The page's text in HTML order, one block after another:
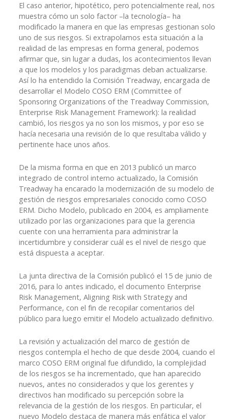
El caso anterior, hipotético, pero potencialmente real, nos
muestra cómo un solo factor –la tecnología– ha
modificado la manera en que las empresas gestionan solo
uno de sus riesgos. Si extrapolamos esta situación a la
realidad de las empresas en forma general, podemos
afirmar que, sin lugar a dudas, los acontecimientos llevan
a que los modelos y los paradigmas deban actualizarse.
Así lo ha entendido la Comisión Treadway, encargada de
desarrollar el Modelo COSO ERM (Committee of
Sponsoring Organizations of the Treadway Commission,
Enterprise Risk Management Framework): la realidad
cambió, los riesgos ya no son los mismos, y por eso se
hacía necesaria una revisión de lo que resultaba válido y
pertinente hace unos años.
De la misma forma en que en 2013 publicó un marco
integrado de control interno actualizado, la Comisión
Treadway ha encarado la modernización de su modelo de
gestión de riesgos empresariales conocido como COSO
ERM. Dicho Modelo, publicado en 2004, es ampliamente
utilizado por las organizaciones para que la gerencia
cuente con una herramienta para administrar la
incertidumbre y considerar cuál es el nivel de riesgo que
está dispuesta a aceptar.
La junta directiva de la Comisión publicó el 15 de junio de
2016, para lo antes indicado, el documento Enterprise
Risk Management, Aligning Risk with Strategy and
Performance, con el fin de recopilar comentarios del
público para luego emitir el Modelo actualizado definitivo.
La revisión y actualización del marco de gestión de
riesgos contempla el hecho de que desde 2004, cuando el
marco COSO ERM original fue difundido, la complejidad
de los riesgos se ha incrementado, que han aparecido
nuevos, antes no considerados y que los gerentes y
directivos han modificado su percepción sobre la
relevancia de la gestión de los riesgos. En particular, el
nuevo Modelo destaca de manera más enfática el valor